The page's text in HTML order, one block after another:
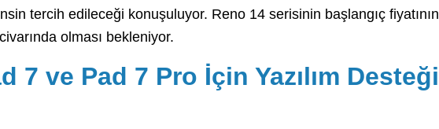
tercih edileceği konuşuluyor. Reno 14 serisinin başlangıç fiyatının
olması bekleniyor.
7 ve Pad 7 Pro İçin Yazılım Desteği